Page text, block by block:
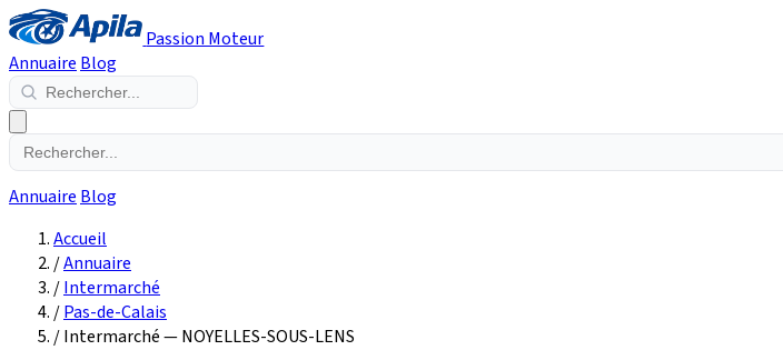
Passion Moteur
Annuaire Blog
Annuaire Blog
Accueil
/Annuaire
/Intermarché
/Pas-de-Calais
/Intermarché — NOYELLES-SOUS-LENS